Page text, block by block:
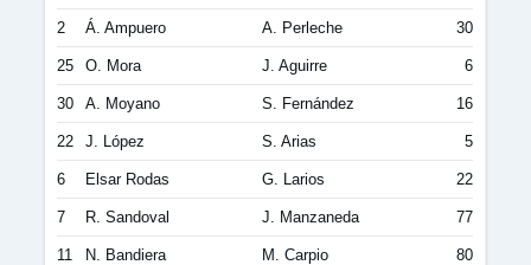
2 Á. Ampuero A. Perleche 30
25 O. Mora J. Aguirre 6
30 A. Moyano S. Fernández 16
22 J. López S. Arias 5
6 Elsar Rodas G. Larios 22
7 R. Sandoval J. Manzaneda 77
11 N. Bandiera M. Carpio 80